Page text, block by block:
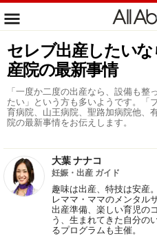
セレブ出産したい
産院の最新事情
「一度か二度の出産なら、設備も
たい」という方も多いようです。「
育病院、山王病院、聖路加病院他、
院の最新事情をお伝えします。
大葉 ナナコ
妊娠・出産 ガイド
趣味は出産、特技は安産
レママ・ママのメンタル
出産準備、楽しい育児の
う、生まれてきた自分の
るプログラムも主催。